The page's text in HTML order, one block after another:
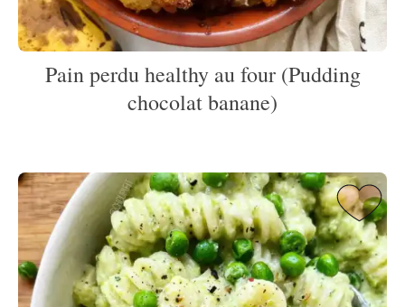
Pain perdu healthy au four (Pudding
chocolat banane)